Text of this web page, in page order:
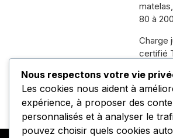
80 à
Charge
certifié
10 ans
Nous respectons votre vie
Les cookies nous aident à
expérience, à proposer des
personnalisés et à analyser le
pouvez choisir quels cookies